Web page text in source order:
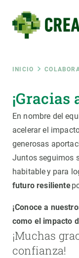
contenido
principal
Ruta
de
INICIO
¡Gracias
En nombre del
acelerar el
generosas
Juntos seguimos
habitabley para
futuro resiliente
¡Conoce a
como el impacto
¡Muchas
confianza!
RRSS
INTRANET
menu
INVESTIGACIÓN
ÚNETE A NOSOTROS